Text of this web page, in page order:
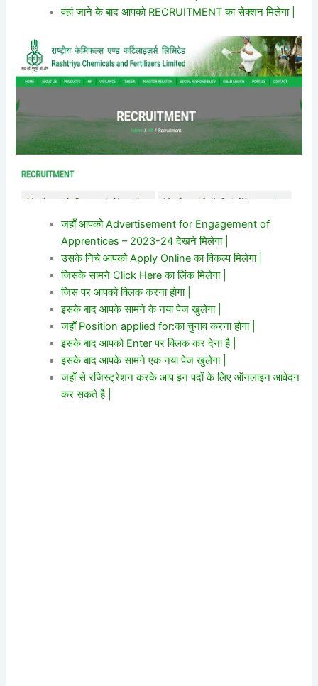
वहां जाने के बाद आपको RECRUITMENT का सेक्शन मिलेगा |
जहाँ आपको Advertisement for Engagement of
Apprentices – 2023-24 देखने मिलेगा |
उसके निचे आपको Apply Online का विकल्प मिलेगा |
जिसके सामने Click Here का लिंक मिलेगा |
जिस पर आपको क्लिक करना होगा |
इसके बाद आपके सामने के नया पेज खुलेगा |
जहाँ Position applied for:का चुनाव करना होगा |
इसके बाद आपको Enter पर क्लिक कर देना है |
इसके बाद आपके सामने एक नया पेज खुलेगा |
जहाँ से रजिस्ट्रेशन करके आप इन पदों के लिए ऑनलाइन आवेदन
कर सकते है |